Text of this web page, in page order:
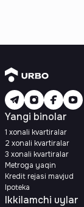
Yangi binolar
1 xonali kvartiralar
2 xonali kvartiralar
3 xonali kvartiralar
Metroga yaqin
Kredit rejasi mavjud
Ipoteka
Ikkilamchi uylar